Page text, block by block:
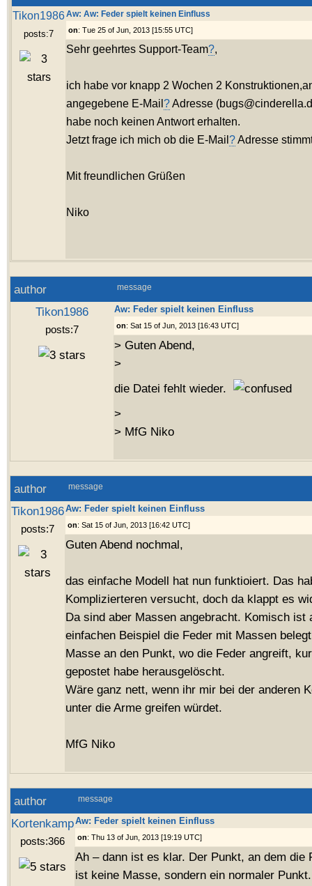
Tikon1986
posts:7
Aw: Aw: Feder spielt keinen Einfluss
on: Tue 25 of Jun, 2013 [15:55 UTC]
Sehr geehrtes Support-Team?,
ich habe vor knapp 2 Wochen 2
angegebene E-Mail ?Adresse
habe noch keinen Antwort erhalten.
Jetzt frage ich mich ob die E-Mail ?Adresse
Mit freundlichen Grüßen
Niko
author message
Tikon1986
posts:7
Aw: Feder spielt keinen Einfluss
on: Sat 15 of Jun, 2013 [16:43 UTC]
> Guten Abend,
>
die Datei fehlt wieder.
>
> MfG Niko
author message
Tikon1986
posts:7
Aw: Feder spielt keinen Einfluss
on: Sat 15 of Jun, 2013 [16:42 UTC]
Guten Abend nochmal,
das einfache Modell hat nun funktioiert. Das
Komplizierteren versucht, doch da klappt es
Da sind aber Massen angebracht. Komisch ist
einfachen Beispiel die Feder mit Massen
Masse an den Punkt, wo die Feder angreift,
gepostet habe herausgelöscht.
Wäre ganz nett, wenn ihr mir bei der anderen
unter die Arme greifen würdet.
MfG Niko
author message
Kortenkamp
posts:366
Aw: Feder spielt keinen Einfluss
on: Thu 13 of Jun, 2013 [19:19 UTC]
Ah – dann ist es klar. Der Punkt, an dem die
ist keine Masse, sondern ein normaler